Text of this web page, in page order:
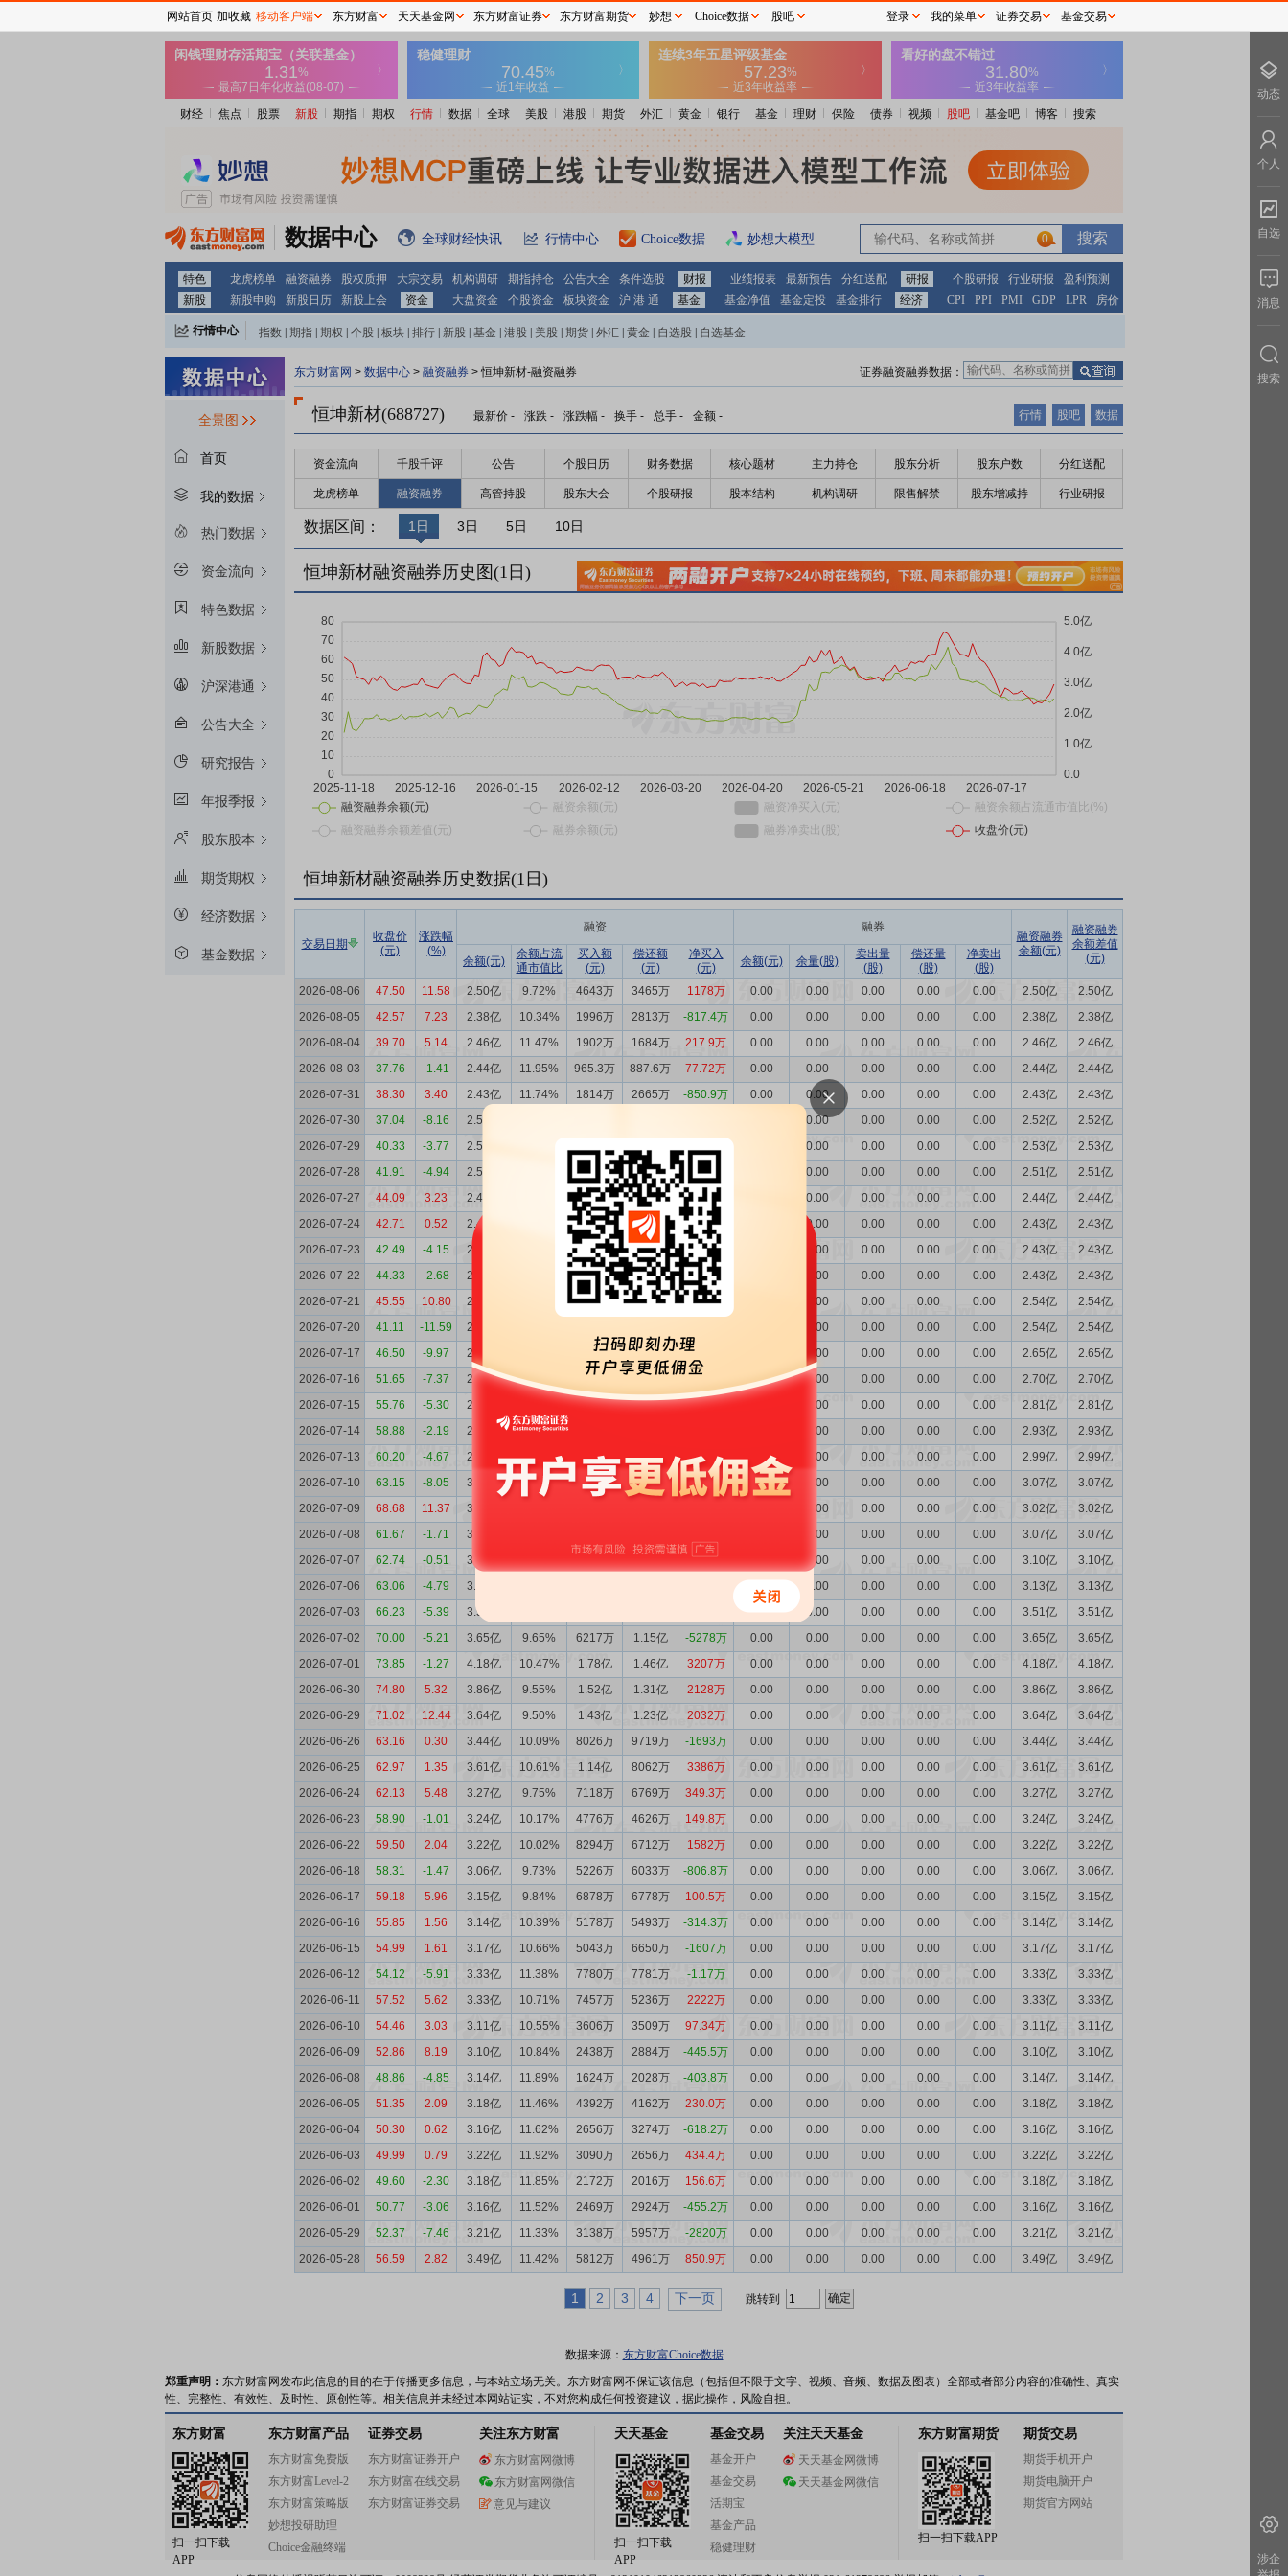
财经 焦点 股票 新股 期指 期权 行情 数据 全球 美股 港股 期货 外汇 黄金 银行 基金 理财 保险 债券 视频 股吧 基金吧 博客 搜索
数据中心 全球财经快讯 行情中心 Choice数据 妙想大模型 0
特色 龙虎榜单 融资融券 股权质押 大宗交易 机构调研 期指持仓 公告大全 条件选股 财报 业绩报表 最新预告 分红送配 研报 个股研报 行业研报
盈利预测
新股
新股申购 新股日历 新股上会 资金 大盘资金 个股资金 板块资金 沪 港 通 基金 基金净值 基金定投 基金排行 经济 CPI PPI PMI GDP LPR 房价
行情中心 指数 期指 期权 个股 板块 排行 新股 基金 港股 美股 期货 外汇 黄金 自选股 自选基金
全景图
首页
我的数据
热门数据
资金流向
特色数据
新股数据
沪深港通
公告大全
研究报告
年报季报
股东股本
期货期权
经济数据
基金数据
东方财富网 > 数据中心 > 融资融券 >恒坤新材-融资融券 证券融资融券数据：
恒坤新材(688727) 最新价 - 涨跌 - 涨跌幅 - 换手 - 总手 - 金额 - 行情 股吧 数据
资金流向 千股千评 公告 个股日历 财务数据 核心题材 主力持仓 股东分析 股东户数 分红送配
龙虎榜单 融资融券 高管持股 股东大会 个股研报 股本结构 机构调研 限售解禁 股东增减持 行业研报
数据区间： 1日 3日 5日 10日
恒坤新材融资融券历史图(1 日)
恒坤新材融资融券历史数据(1 日)
交易日期
收盘价
(元)
涨跌幅
(%)
融资 融券
融资融券
余额(元)
融资融券
余额差值
(元)
余额(元)
余额占流
通市值比
买入额
(元)
偿还额
(元)
净买入
(元)
余额(元) 余量(股)
卖出量
(股)
偿还量
(股)
净卖出
(股)
2026-08-06
47.50 11.58 2.50亿 9.72% 4643万 3465万 1178万 0.00 0.00 0.00 0.00 0.00 2.50亿
2.50亿
2026-08-05
42.57 7.23 2.38亿 10.34% 1996万 2813万 -817.4万 0.00 0.00 0.00 0.00 0.00 2.38亿
2.38亿
2026-08-04
39.70 5.14 2.46亿 11.47% 1902万 1684万 217.9万 0.00 0.00 0.00 0.00 0.00 2.46亿
2.46亿
2026-08-03
37.76 -1.41 2.44亿 11.95% 965.3万 887.6万 77.72万 0.00 0.00 0.00 0.00 0.00 2.44亿
2.44亿
2026-07-31
38.30 3.40 2.43亿 11.74% 1814万 2665万 -850.9万 0.00 0.00 0.00 0.00 0.00 2.43亿
2.43亿
2026-07-30
37.04 -8.16 2.52亿 0.00 0.00 0.00 0.00 2.52亿
2.52亿
2026-07-29
40.33 -3.77 2.53亿 0.00 0.00 0.00 0.00 2.53亿
2.53亿
2026-07-28
41.91 -4.94 2.51亿 2289万 1592万 697.1万 0.00 0.00 0.00 0.00 2.51亿
2.51亿
2026-07-27
44.09 3.23 2.44亿 1587万 1547万 39.82万 0.00 0.00 0.00 0.00 2.44亿
2.44亿
2026-07-24
42.71 0.52 2.43亿 1502万 1450万 51.75万 0.00 0.00 0.00 0.00 2.43亿
2.43亿
2026-07-23
42.49 -4.15 2.43亿 880.4万 941.3万 -60.96万 0.00 0.00 0.00 0.00 2.43亿
2.43亿
2026-07-22
44.33 -2.68 2.43亿 2057万 3141万 -1084万 0.00 0.00 0.00 0.00 2.43亿
2.43亿
2026-07-21
45.55 10.80 2.54亿 3037万 3040万 -3.25万 0.00 0.00 0.00 0.00 2.54亿
2.54亿
2026-07-20
41.11 -11.59 2.54亿 0.00 0.00 0.00 0.00 2.54亿
2.54亿
2026-07-17
46.50 -9.97 2.65亿 2702万 3273万 -570.7万 0.00 0.00 0.00 0.00 2.65亿
2.65亿
2026-07-16
51.65 -7.37 2.70亿 9.69% 1997万 3026万 -1029万 0.00 0.00 0.00 0.00 0.00 2.70亿
2.70亿
2026-07-15
55.76 -5.30 2.81亿 2387万 3662万 -1275万 0.00 0.00 0.00 0.00 2.81亿
2.81亿
2026-07-14
58.88 -2.19 2.93亿 9.22% 0.00 0.00 0.00 0.00 2.93亿
2.93亿
2026-07-13
60.20 -4.67 2.99亿 9.19% 3461万 4217万 -756.0万 0.00 0.00 0.00 0.00 0.00 2.99亿
2.99亿
2026-07-10
63.15 -8.05 3.07亿 8.99% 5317万 4894万 423.2万 0.00 0.00 0.00 0.00 0.00 3.07亿
3.07亿
2026-07-09
68.68 11.37 3.02亿 0.00 0.00 0.00 0.00 3.02亿
3.02亿
2026-07-08
61.67 -1.71 3.07亿 0.00 0.00 0.00 0.00 3.07亿
3.07亿
2026-07-07
62.74 -0.51 3.10亿 -226.2万 0.00 0.00 0.00 0.00 3.10亿
3.10亿
2026-07-06
63.06 -4.79 3.13亿 0.00 0.00 0.00 0.00 0.00 3.13亿
3.13亿
2026-07-03
66.23 -5.39 3.51亿 0.00 0.00 0.00 0.00 0.00 3.51亿
3.51亿
2026-07-02
70.00 -5.21 3.65亿 9.65% 6217万 1.15亿 -5278万 0.00 0.00 0.00 0.00 0.00 3.65亿
3.65亿
2026-07-01
73.85 -1.27 4.18亿 10.47% 1.78亿 1.46亿 3207万 0.00 0.00 0.00 0.00 0.00 4.18亿
4.18亿
2026-06-30
74.80 5.32 3.86亿 9.55% 1.52亿 1.31亿 2128万 0.00 0.00 0.00 0.00 0.00 3.86亿
3.86亿
2026-06-29
71.02 12.44 3.64亿 9.50% 1.43亿 1.23亿 2032万 0.00 0.00 0.00 0.00 0.00 3.64亿
3.64亿
2026-06-26
63.16 0.30 3.44亿 10.09% 8026万 9719万 -1693万 0.00 0.00 0.00 0.00 0.00 3.44亿
3.44亿
2026-06-25
62.97 1.35 3.61亿 10.61% 1.14亿 8062万 3386万 0.00 0.00 0.00 0.00 0.00 3.61亿
3.61亿
2026-06-24
62.13 5.48 3.27亿 9.75% 7118万 6769万 349.3万 0.00 0.00 0.00 0.00 0.00 3.27亿
3.27亿
2026-06-23
58.90 -1.01 3.24亿 10.17% 4776万 4626万 149.8万 0.00 0.00 0.00 0.00 0.00 3.24亿
3.24亿
2026-06-22
59.50 2.04 3.22亿 10.02% 8294万 6712万 1582万 0.00 0.00 0.00 0.00 0.00 3.22亿
3.22亿
2026-06-18
58.31 -1.47 3.06亿 9.73% 5226万 6033万 -806.8万 0.00 0.00 0.00 0.00 0.00 3.06亿
3.06亿
2026-06-17
59.18 5.96 3.15亿 9.84% 6878万 6778万 100.5万 0.00 0.00 0.00 0.00 0.00 3.15亿
3.15亿
2026-06-16
55.85 1.56 3.14亿 10.39% 5178万 5493万 -314.3万 0.00 0.00 0.00 0.00 0.00 3.14亿
3.14亿
2026-06-15
54.99 1.61 3.17亿 10.66% 5043万 6650万 -1607万 0.00 0.00 0.00 0.00 0.00 3.17亿
3.17亿
2026-06-12
54.12 -5.91 3.33亿 11.38% 7780万 7781万 -1.17万 0.00 0.00 0.00 0.00 0.00 3.33亿
3.33亿
2026-06-11
57.52 5.62 3.33亿 10.71% 7457万 5236万 2222万 0.00 0.00 0.00 0.00 0.00 3.33亿
3.33亿
2026-06-10
54.46 3.03 3.11亿 10.55% 3606万 3509万 97.34万 0.00 0.00 0.00 0.00 0.00 3.11亿
3.11亿
2026-06-09
52.86 8.19 3.10亿 10.84% 2438万 2884万 -445.5万 0.00 0.00 0.00 0.00 0.00 3.10亿
3.10亿
2026-06-08
48.86 -4.85 3.14亿 11.89% 1624万 2028万 -403.8万 0.00 0.00 0.00 0.00 0.00 3.14亿
3.14亿
2026-06-05
51.35 2.09 3.18亿 11.46% 4392万 4162万 230.0万 0.00 0.00 0.00 0.00 0.00 3.18亿
3.18亿
2026-06-04
50.30 0.62 3.16亿 11.62% 2656万 3274万 -618.2万 0.00 0.00 0.00 0.00 0.00 3.16亿
3.16亿
2026-06-03
49.99 0.79 3.22亿 11.92% 3090万 2656万 434.4万 0.00 0.00 0.00 0.00 0.00 3.22亿
3.22亿
2026-06-02
49.60 -2.30 3.18亿 11.85% 2172万 2016万 156.6万 0.00 0.00 0.00 0.00 0.00 3.18亿
3.18亿
2026-06-01
50.77 -3.06 3.16亿 11.52% 2469万 2924万 -455.2万 0.00 0.00 0.00 0.00 0.00 3.16亿
3.16亿
2026-05-29
52.37 -7.46 3.21亿 11.33% 3138万 5957万 -2820万 0.00 0.00 0.00 0.00 0.00 3.21亿
3.21亿
2026-05-28
56.59 2.82 3.49亿 11.42% 5812万 4961万 850.9万 0.00 0.00 0.00 0.00 0.00 3.49亿 3.49亿
1 2 3 4 下一页 跳转到
数据来源： 东方财富Choice数据
郑重声明： 东方财富网发布此信息的目的在于传播更多信息，与本站立场无关。东方财富网不保证该信息（包括但不限于文字、视频、音频、数据及图表）全部或者部分内容的准确性、真实
性、完整性、有效性、及时性、原创性等。相关信息并未经过本网站证实，不对您构成任何投资建议，据此操作，风险自担。
东方财富
扫一扫下载
APP
东方财富产品
东方财富免费版
东方财富Level-2
东方财富策略版
妙想投研助理
Choice金融终端
证券交易
东方财富证券开户
东方财富在线交易
东方财富证券交易
关注东方财富
东方财富网微博
东方财富网微信
意见与建议
天天基金
扫一扫下载
APP
基金交易
基金开户
基金交易
活期宝
基金产品
稳健理财
关注天天基金
天天基金网微博
天天基金网微信
东方财富期货
扫一扫下载APP
期货交易
期货手机开户
期货电脑开户
期货官方网站
网站首页 加收藏 移动客户端 东方财富 天天基金网 东方财富证券 东方财富期货 妙想 Choice数据 股吧 登录 我的菜单 证券交易 基金交易
动态
个人
自选
消息
搜索
涉企